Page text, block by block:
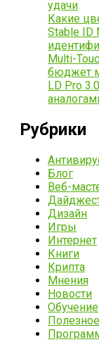
удачи
Какие
Stable ID
Multi-
бюджет
LD Pro
Рубрики
Блог
Веб-
Дизайн
Игры
Интернет
Книги
Крипта
Мнения
Новости
Обучение
Полезное